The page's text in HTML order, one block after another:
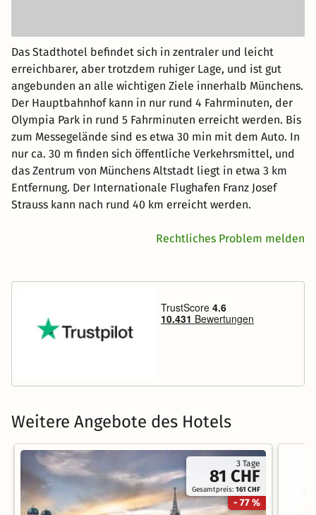
Das Stadthotel befindet sich in zentraler und leicht
erreichbarer, aber trotzdem ruhiger Lage, und ist gut
angebunden an alle wichtigen Ziele innerhalb Münchens.
Der Hauptbahnhof kann in nur rund 4 Fahrminuten, der
Olympia Park in rund 5 Fahrminuten erreicht werden. Bis
zum Messegelände sind es etwa 30 min mit dem Auto. In
nur ca. 30 m finden sich öffentliche Verkehrsmittel, und
das Zentrum von Münchens Altstadt liegt in etwa 3 km
Entfernung. Der Internationale Flughafen Franz Josef
Strauss kann nach rund 40 km erreicht werden.
Rechtliches Problem melden
Weitere Angebote des Hotels
3 Tage
81 CHF
Gesamtpreis:161 CHF
- 77 %